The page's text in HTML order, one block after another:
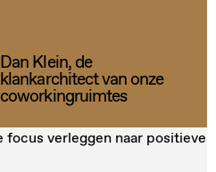
Dan Klein, de
klankarchitect van onze
coworkingruimtes